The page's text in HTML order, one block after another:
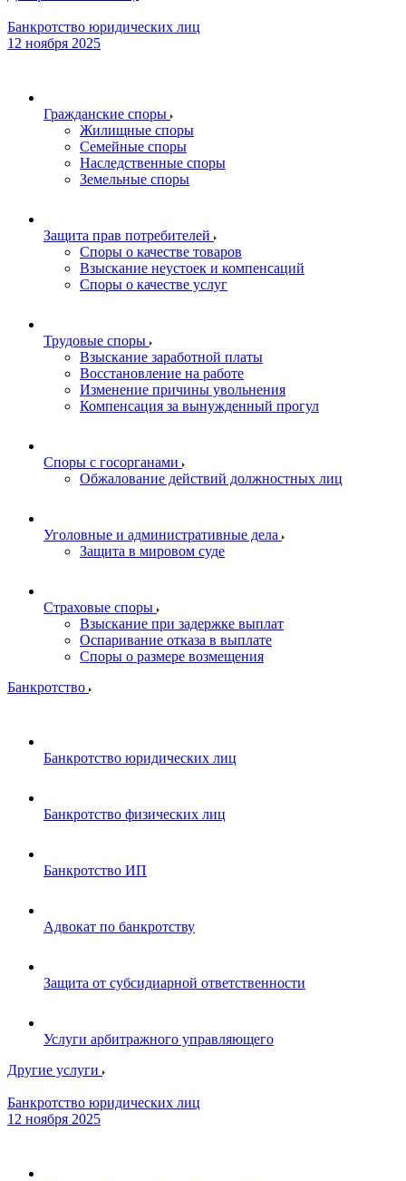
Банкротство юридических лиц
12 ноября 2025
Гражданские споры
Жилищные споры
Семейные споры
Наследственные споры
Земельные споры
Защита прав потребителей
Споры о качестве товаров
Взыскание неустоек и компенсаций
Споры о качестве услуг
Трудовые споры
Взыскание заработной платы
Восстановление на работе
Изменение причины увольнения
Компенсация за вынужденный прогул
Споры с госорганами
Обжалование действий должностных лиц
Уголовные и административные дела
Защита в мировом суде
Страховые споры
Взыскание при задержке выплат
Оспаривание отказа в выплате
Споры о размере возмещения
Банкротство
Банкротство юридических лиц
Банкротство физических лиц
Банкротство ИП
Адвокат по банкротству
Защита от субсидиарной ответственности
Услуги арбитражного управляющего
Другие услуги
Банкротство юридических лиц
12 ноября 2025